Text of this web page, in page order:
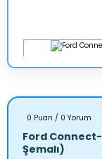
0 Puan / 0 Yorum
Ford Connect-
Şemalı)